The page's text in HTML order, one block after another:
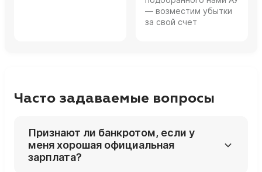
— возместим убытки
за свой счет
Часто задаваемые вопросы
Признают ли банкротом, если у
меня хорошая официальная
зарплата?